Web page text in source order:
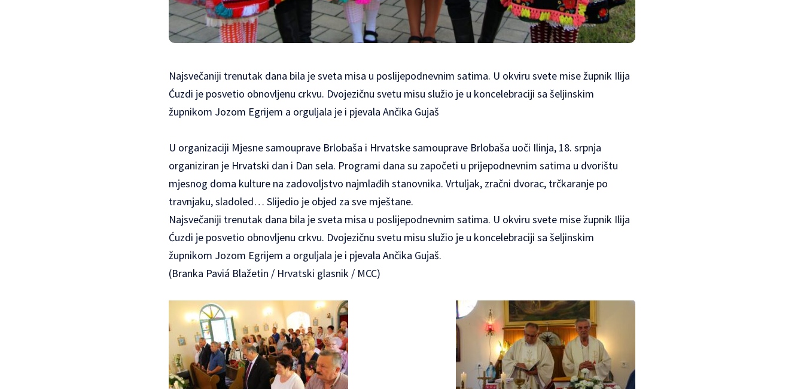
Najsvečaniji trenutak dana bila je sveta misa u poslijepodnevnim satima. U okviru svete mise župnik Ilija
Ćuzdi je posvetio obnovljenu crkvu. Dvojezičnu svetu misu služio je u koncelebraciji sa šeljinskim
župnikom Jozom Egrijem a orguljala je i pjevala Ančika Gujaš
U organizaciji Mjesne samouprave Brlobaša i Hrvatske samouprave Brlobaša uoči Ilinja, 18. srpnja
organiziran je Hrvatski dan i Dan sela. Programi dana su započeti u prijepodnevnim satima u dvorištu
mjesnog doma kulture na zadovoljstvo najmlađih stanovnika. Vrtuljak, zračni dvorac, trčkaranje po
travnjaku, sladoled… Slijedio je objed za sve mještane.
Najsvečaniji trenutak dana bila je sveta misa u poslijepodnevnim satima. U okviru svete mise župnik Ilija
Ćuzdi je posvetio obnovljenu crkvu. Dvojezičnu svetu misu služio je u koncelebraciji sa šeljinskim
župnikom Jozom Egrijem a orguljala je i pjevala Ančika Gujaš.
(Branka Paviá Blažetin / Hrvatski glasnik / MCC)